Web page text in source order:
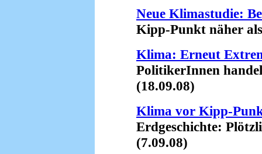
Neue Klimastudie:
Kipp-Punkt näher als
Klima: Erneut
PolitikerInnen
(18.09.08)
Klima vor Kipp-
Erdgeschichte:
(7.09.08)